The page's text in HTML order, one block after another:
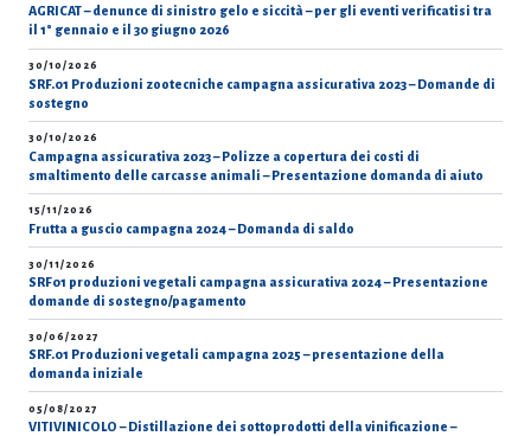
AGRICAT – denunce di sinistro gelo e siccità – per gli eventi verificatisi tra
il 1° gennaio e il 30 giugno 2026
30/10/2026
SRF.01 Produzioni zootecniche campagna assicurativa 2023 – Domande di
sostegno
30/10/2026
Campagna assicurativa 2023 – Polizze a copertura dei costi di
smaltimento delle carcasse animali – Presentazione domanda di aiuto
15/11/2026
Frutta a guscio campagna 2024 – Domanda di saldo
30/11/2026
SRF01 produzioni vegetali campagna assicurativa 2024 – Presentazione
domande di sostegno/pagamento
30/06/2027
SRF.01 Produzioni vegetali campagna 2025 – presentazione della
domanda iniziale
05/08/2027
VITIVINICOLO – Distillazione dei sottoprodotti della vinificazione –